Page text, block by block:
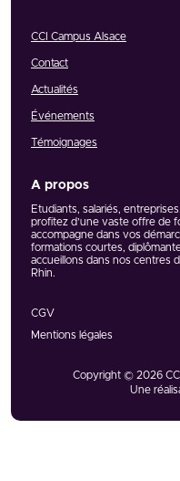
CCI Campus Alsace
Contact
Actualités
Événements
Témoignages
A propos
Etudiants, salariés,
profitez d’une vaste offre de
accompagne dans vos
formations courtes,
accueillons dans nos centres
Rhin.
CGV
Mentions légales
Copyright © 2026
Une